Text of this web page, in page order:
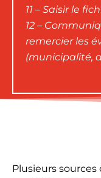
11 – Saisir le
12 –
remercier les
(municipalité,
Plusieurs